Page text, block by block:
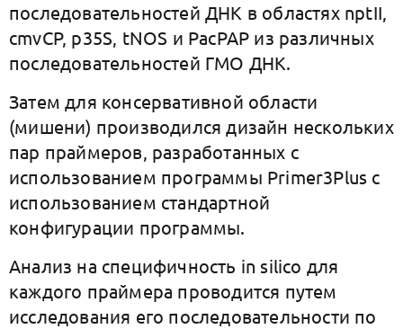
последовательностей ДНК в областях nptII,
cmvCP, p35S, tNOS и PacPAP из различных
последовательностей ГМО ДНК.
Затем для консервативной области
(мишени) производился дизайн нескольких
пар праймеров, разработанных с
использованием программы Primer3Plus с
использованием стандартной
конфигурации программы.
Анализ на специфичность in silico для
каждого праймера проводится путем
исследования его последовательности по